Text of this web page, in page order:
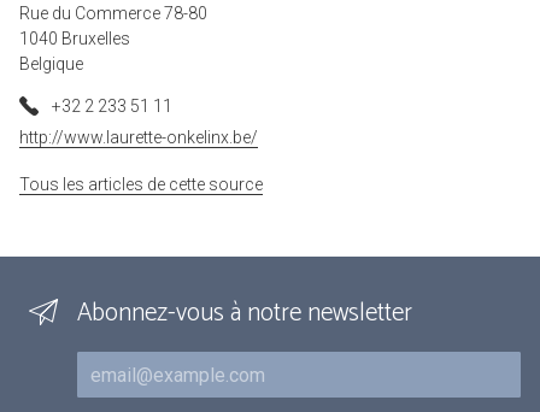
Rue du Commerce 78-80
1040 Bruxelles
Belgique
+32 2 233 51 11
http://www.laurette-onkelinx.be/
Tous les articles de cette source
Abonnez-vous à notre newsletter
Courriel